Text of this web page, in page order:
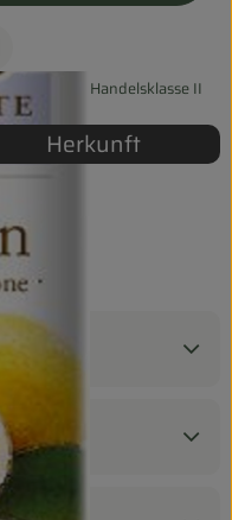
Handelsklasse II
Herkunft